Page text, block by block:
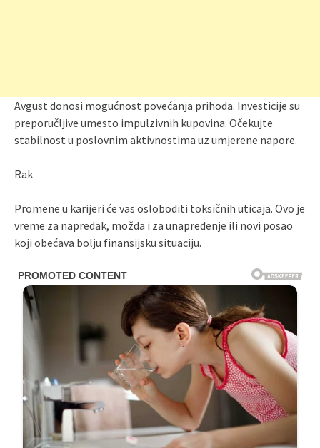
Avgust donosi mogućnost povećanja prihoda. Investicije su
preporučljive umesto impulzivnih kupovina. Očekujte
stabilnost u poslovnim aktivnostima uz umjerene napore.
Rak
Promene u karijeri će vas osloboditi toksičnih uticaja. Ovo je
vreme za napredak, možda i za unapređenje ili novi posao
koji obećava bolju finansijsku situaciju.